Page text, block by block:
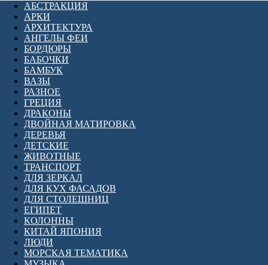
АБСТРАКЦИЯ
АРКИ
АРХИТЕКТУРА
АНГЕЛЫ ФЕИ
БОРДЮРЫ
БАБОЧКИ
БАМБУК
ВАЗЫ
РАЗНОЕ
ГРЕЦИЯ
ДРАКОНЫ
ДВОЙНАЯ МАТИРОВКА
ДЕРЕВЬЯ
ДЕТСКИЕ
ЖИВОТНЫЕ
ТРАНСПОРТ
ДЛЯ ЗЕРКАЛ
ДЛЯ КУХ ФАСАДОВ
ДЛЯ СТОЛЕШНИЦ
ЕГИПЕТ
КОЛОННЫ
КИТАЙ ЯПОНИЯ
ЛЮДИ
МОРСКАЯ ТЕМАТИКА